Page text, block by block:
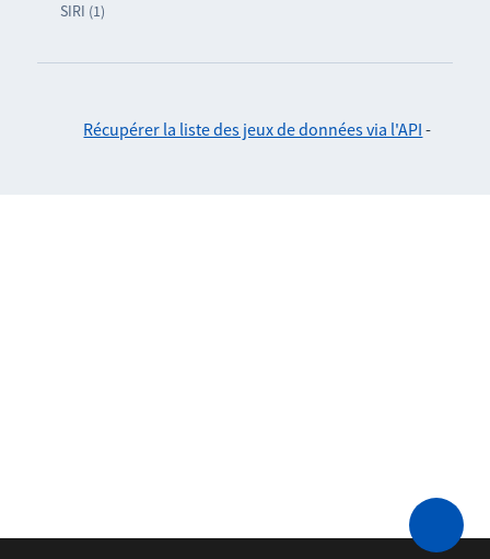
SIRI (1)
Récupérer la liste des jeux de données via l'API -